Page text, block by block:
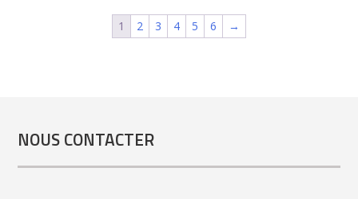
1 2 3 4 5 6 →
NOUS CONTACTER